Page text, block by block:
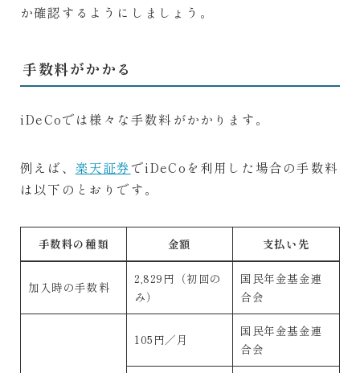
か確認するようにしましょう。
手数料がかかる
iDeCoでは様々な手数料がかかります。
例えば、 楽天証券でiDeCoを利用した場合の手数料
は以下のとおりです。
手数料の種類 金額 支払い先
加入時の手数料
2,829円（初回の
み）
国民年金基金連
合会
105円／月
国民年金基金連
合会